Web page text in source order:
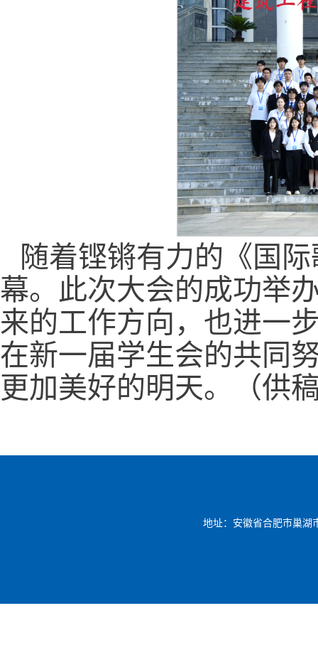
随着铿锵有力的《国
幕。此次大会的成功举
来的工作方向，也进一
在新一届学生会的共同
更加美好的明天。（供
地址：安徽省合肥市巢湖